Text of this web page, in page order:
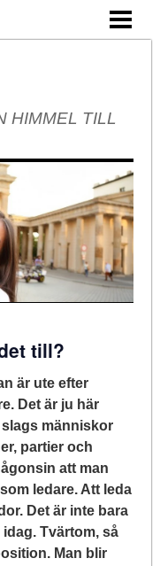
HIMMEL TILL
till?
är ute efter
Det är ju här
människor
partier och
att man
ledare. Att leda
Det är inte bara
Tvärtom, så
Man blir